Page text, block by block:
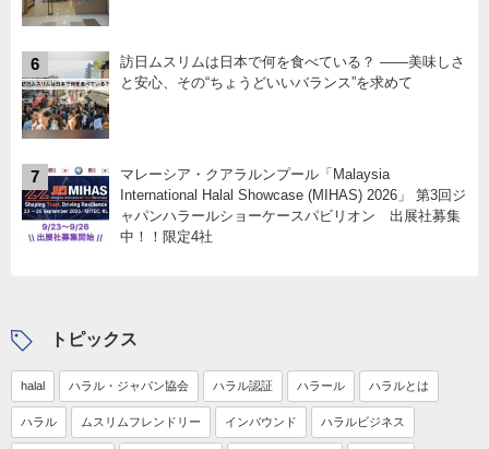
6
訪日ムスリムは日本で何を食べている？ ――美味しさ
と安心、その“ちょうどいいバランス”を求めて
7
マレーシア・クアラルンプール「Malaysia
International Halal Showcase (MIHAS) 2026」 第3回ジ
ャパンハラールショーケースパビリオン 出展社募集
中！！限定4社
トピックス
halal ハラル・ジャパン協会 ハラル認証 ハラール ハラルとは
ハラル ムスリムフレンドリー インバウンド ハラルビジネス